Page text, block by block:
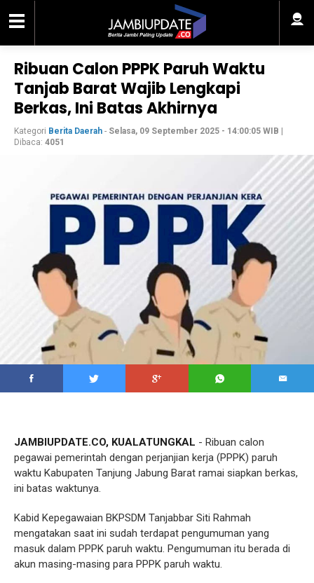
Ribuan Calon PPPK Paruh Waktu
Tanjab Barat Wajib Lengkapi
Berkas, Ini Batas Akhirnya
Kategori Berita Daerah - Selasa, 09 September 2025 - 14:00:05 WIB
Dibaca: 4051
JAMBIUPDATE.CO, KUALATUNGKAL - Ribuan calon
pegawai pemerintah dengan perjanjian kerja (PPPK) paruh
waktu Kabupaten Tanjung Jabung Barat ramai siapkan berkas,
ini batas waktunya.
Kabid Kepegawaian BKPSDM Tanjabbar Siti Rahmah
mengatakan saat ini sudah terdapat pengumuman yang
masuk dalam PPPK paruh waktu. Pengumuman itu berada di
akun masing-masing para PPPK paruh waktu.